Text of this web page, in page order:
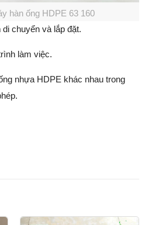
hàn ống HDPE 63 160
chuyển và lắp đặt.
làm việc.
nhựa HDPE khác nhau trong